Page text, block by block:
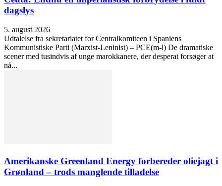
dagslys
5. august 2026
Udtalelse fra sekretariatet for Centralkomiteen i Spaniens
Kommunistiske Parti (Marxist-Leninist) – PCE(m-l) De dramatiske
scener med tusindvis af unge marokkanere, der desperat forsøger at
nå...
Amerikanske Greenland Energy forbereder oliejagt i
Grønland – trods manglende tilladelse